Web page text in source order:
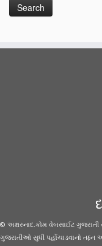
© અક્ષરનાદ.કોમ વેબસાઈટ ગુજરાતી
ગુજરાતીઓ સુધી પહોંચાડવાનો તદ્દન